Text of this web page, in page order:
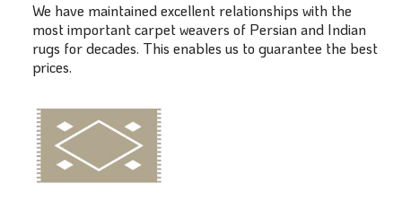
We have maintained excellent relationships with the
most important carpet weavers of Persian and Indian
rugs for decades. This enables us to guarantee the best
prices.